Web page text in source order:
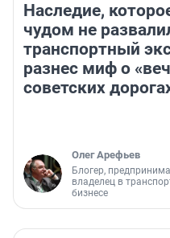
Наследие,
чудом не
транспортный
разнес миф о
советских
Олег Арефьев
Блогер,
владелец в
бизнесе